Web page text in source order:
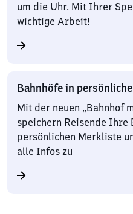
um die Uhr. Mit Ihrer
wichtige Arbeit!
Bahnhöfe in
Mit der neuen „Bahnhof
speichern Reisende Ihre
persönlichen Merkliste
alle Infos zu